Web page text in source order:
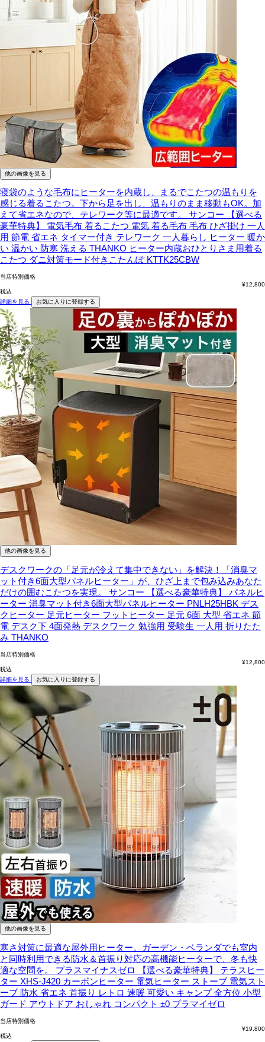
他の画像を見る
寝袋のような毛布にヒーターを内蔵し、まるでこたつの温もりを
感じる着るこたつ。下から足を出し、温もりのまま移動もOK。加
えて省エネなので、テレワーク等に最適です。
サンコー 【選べる
豪華特典】 電気毛布 着るこたつ 電気 着る毛布 毛布 ひざ掛け 一人
用 節電 省エネ タイマー付き テレワーク 一人暮らし ヒーター 暖か
い 温かい 防寒 洗える THANKO ヒーター内蔵おひとりさま用着る
こたつ ダニ対策モード付きこたんぽ KTTK25CBW
当店特別価格
¥12,800
税込
詳細を見る
お気に入りに登録する
他の画像を見る
デスクワークの「足元が冷えて集中できない」を解決！「消臭マ
ット付き6面大型パネルヒーター」が、ひざ上まで包み込みあなた
だけの囲むこたつを実現。
サンコー 【選べる豪華特典】 パネルヒ
ーター 消臭マット付き6面大型パネルヒーター PNLH25HBK デス
クヒーター 足元ヒーター フットヒーター 足元 6面 大型 省エネ 節
電 デスク下 4面発熱 デスクワーク 勉強用 受験生 一人用 折りたた
み THANKO
当店特別価格
¥12,800
税込
詳細を見る
お気に入りに登録する
他の画像を見る
寒さ対策に最適な屋外用ヒーター。ガーデン・ベランダでも室内
と同時利用できる防水＆首振り対応の高機能ヒーターで、冬も快
適な空間を。
プラスマイナスゼロ 【選べる豪華特典】 テラスヒー
ター XHS-J420 カーボンヒーター 電気ヒーター ストーブ 電気スト
ーブ 防水 省エネ 首振り レトロ 速暖 可愛い キャンプ 全方位 小型
ガード アウトドア おしゃれ コンパクト ±0 プラマイゼロ
当店特別価格
¥19,800
税込